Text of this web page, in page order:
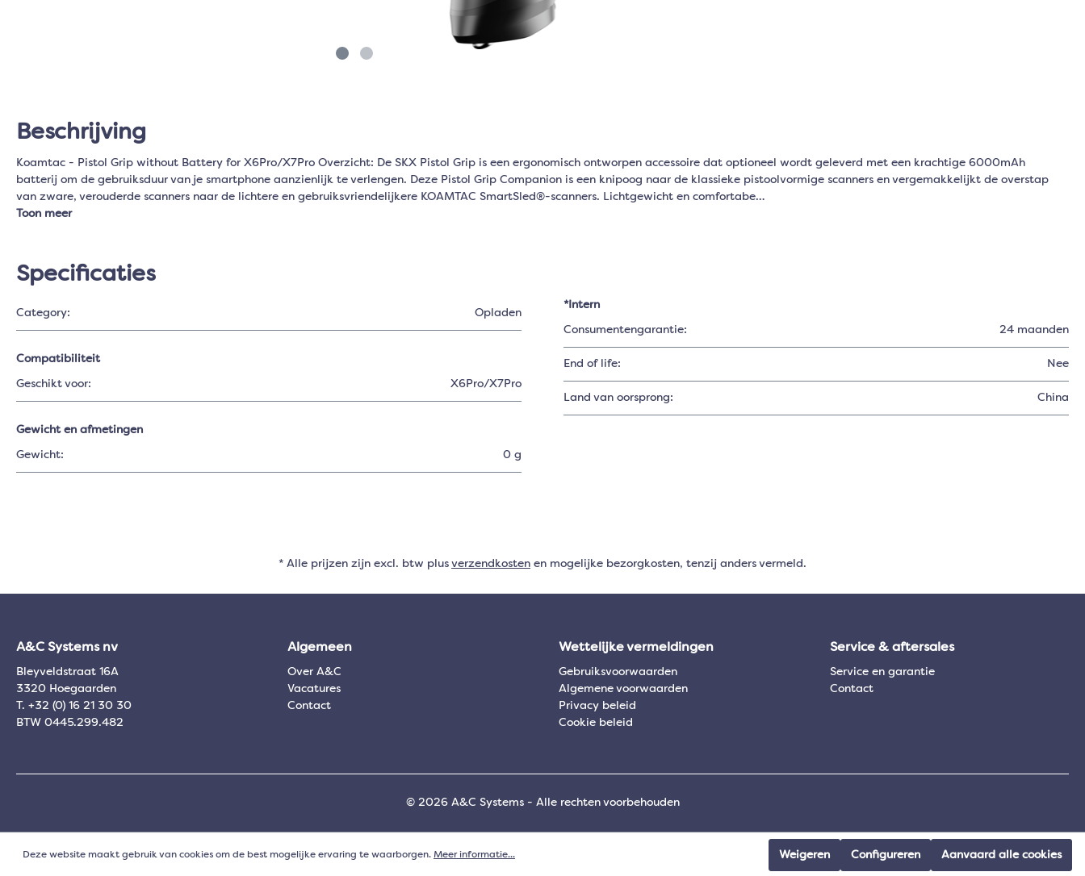
Beschrijving
Koamtac - Pistol Grip without Battery for X6Pro/X7Pro Overzicht: De SKX Pistol Grip is een ergonomisch ontworpen accessoire dat optioneel wordt geleverd met een krachtige 6000mAh
batterij om de gebruiksduur van je smartphone aanzienlijk te verlengen. Deze Pistol Grip Companion is een knipoog naar de klassieke pistoolvormige scanners en vergemakkelijkt de overstap
van zware, verouderde scanners naar de lichtere en gebruiksvriendelijkere KOAMTAC SmartSled®-scanners. Lichtgewicht en comfortabe…
Toon meer
Specificaties
Category: Opladen
*Intern
Consumentengarantie: 24 maanden
End of life: Nee
Land van oorsprong: China
Compatibiliteit
Geschikt voor: X6Pro/X7Pro
Gewicht en afmetingen
Gewicht: 0 g
* Alle prijzen zijn excl. btw plus verzendkosten en mogelijke bezorgkosten, tenzij anders vermeld.
A&C Systems nv
Bleyveldstraat 16A
3320 Hoegaarden
T. +32 (0) 16 21 30 30
BTW 0445.299.482
Algemeen
Over A&C
Vacatures
Contact
Wettelijke vermeldingen
Gebruiksvoorwaarden
Algemene voorwaarden
Privacy beleid
Cookie beleid
Service & aftersales
Service en garantie
Contact
© 2026 A&C Systems - Alle rechten voorbehouden
Deze website maakt gebruik van cookies om de best mogelijke ervaring te waarborgen. Meer informatie... Weigeren Configureren Aanvaard alle cookies